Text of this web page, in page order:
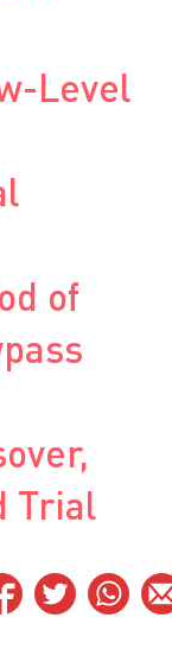
Level
of
Trial